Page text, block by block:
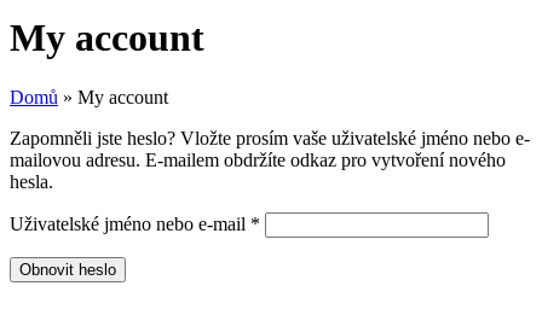
My account
Domů » My account
Zapomněli jste heslo? Vložte prosím vaše uživatelské jméno nebo e-
mailovou adresu. E-mailem obdržíte odkaz pro vytvoření nového
hesla.
Uživatelské jméno nebo e-mail *
Obnovit heslo